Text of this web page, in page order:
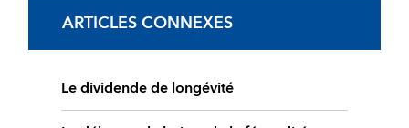
ARTICLES CONNEXES
Le dividende de longévité